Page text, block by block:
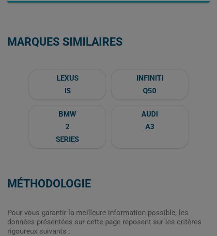
MARQUES SIMILAIRES
LEXUS
IS
INFINITI
Q50
BMW
2
SERIES
AUDI
A3
MÉTHODOLOGIE
Pour vous garantir la meilleure information possible, les
données présentées sur cette page reposent sur les critères
rigoureux suivants :